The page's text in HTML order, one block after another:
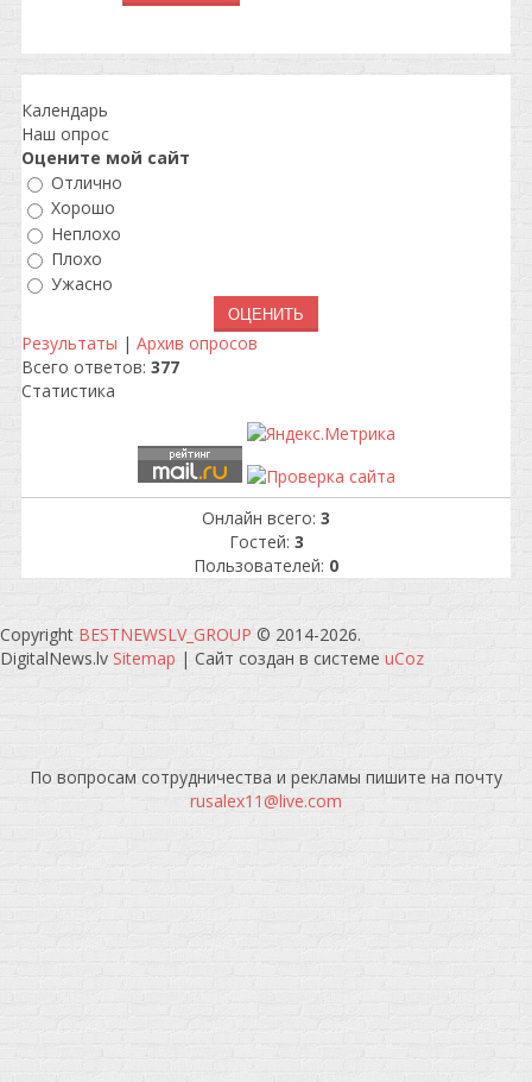
Календарь
Наш опрос
Оцените мой сайт
Отлично
Хорошо
Неплохо
Плохо
Ужасно
Результаты | Архив опросов
Всего ответов: 377
Статистика
Онлайн всего: 3
Гостей: 3
Пользователей: 0
Copyright BESTNEWSLV_GROUP © 2014-2026.
DigitalNews.lv Sitemap | Сайт создан в системе uCoz
По вопросам сотрудничества и рекламы пишите на почту
rusalex11@live.com